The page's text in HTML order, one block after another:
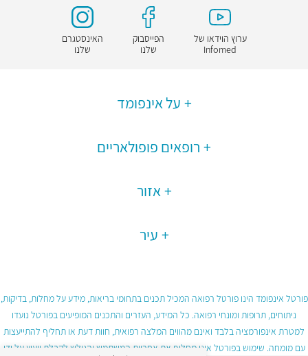
ערוץ הוידאו של
Infomed
הפייסבוק
שלנו
האינסטגרם
שלנו
על אינפומד
רופאים פופולאריים
אזור
עיר
פורטל אינפומד הינו פורטל רפואה המכיל תכנים בתחומי בריאות, מידע על מחלות, בדיקות,
ניתוחים, תרופות ומונחי רפואה. כל המידע, העזרים והתכנים המופיעים בפורטל נועדו
למטרת אינפורמציה בלבד ואינם מהווים המלצה רפואית, חוות דעת או תחליף להתייעצות
עם מומחה. שימוש בפורטל אינו מחליף את אחריות המשתמש והגולש לקבלת ייעוץ על ידי